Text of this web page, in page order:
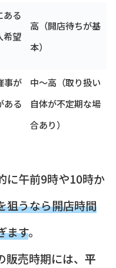
ある
希望
高（開店待ちが基
本）
事が
ある
中～高（取り扱い
自体が不定期な場
合あり）
に午前9時や10時か
狙うなら開店時間
ます。
売時期には、 平